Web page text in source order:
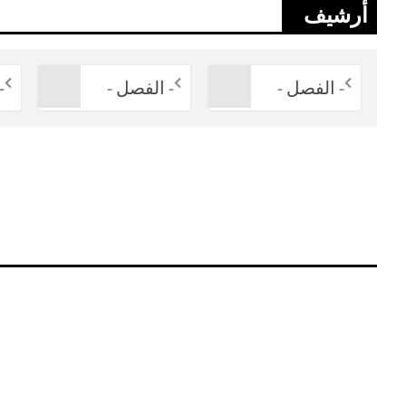
أرشيف
- الفصل - - الفصل -